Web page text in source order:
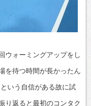
ウォーミングアップをし
を待つ時間が長かったん
いう自信がある故に試
り返ると最初のコンタク